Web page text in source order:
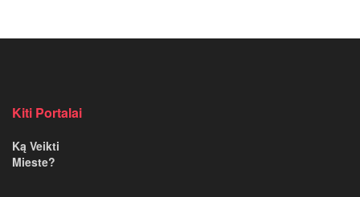
Kiti Portalai
Ką Veikti
Mieste?